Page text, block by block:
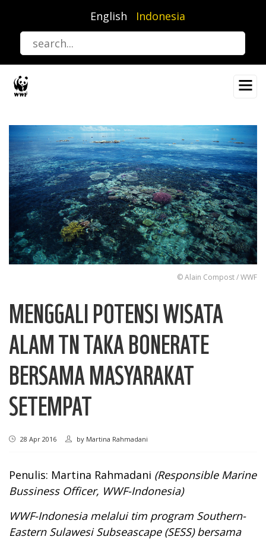
utama
English Indonesia
© Alain Compost / WWF
MENGGALI POTENSI WISATA
ALAM TN TAKA BONERATE
BERSAMA MASYARAKAT
SETEMPAT
28 Apr 2016 by Martina Rahmadani
Penulis: Martina Rahmadani (Responsible Marine
Bussiness Officer, WWF-Indonesia)
WWF-Indonesia melalui tim program Southern-
Eastern Sulawesi Subseascape (SESS) bersama